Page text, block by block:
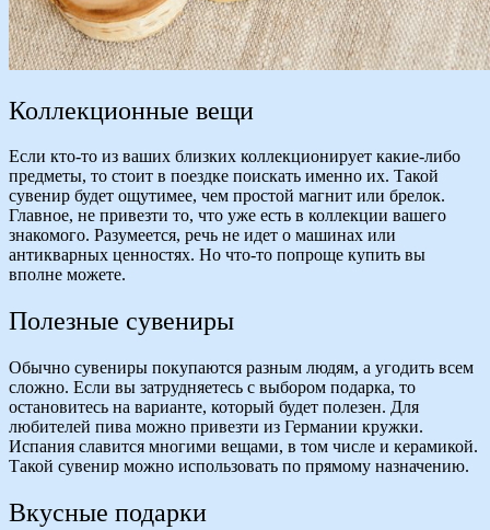
Коллекционные вещи
Если кто-то из ваших близких коллекционирует какие-либо
предметы, то стоит в поездке поискать именно их. Такой
сувенир будет ощутимее, чем простой магнит или брелок.
Главное, не привезти то, что уже есть в коллекции вашего
знакомого. Разумеется, речь не идет о машинах или
антикварных ценностях. Но что-то попроще купить вы
вполне можете.
Полезные сувениры
Обычно сувениры покупаются разным людям, а угодить всем
сложно. Если вы затрудняетесь с выбором подарка, то
остановитесь на варианте, который будет полезен. Для
любителей пива можно привезти из Германии кружки.
Испания славится многими вещами, в том числе и керамикой.
Такой сувенир можно использовать по прямому назначению.
Вкусные подарки